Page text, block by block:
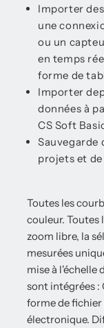
Importer
une
ou un
en temps
forme de
Importer
données à
CS Soft
Sauvegarde
projets et de
Toutes les
couleur. Toutes
zoom libre, la
mesurées
mise à l'échelle
sont intégrées :
forme de
électronique.